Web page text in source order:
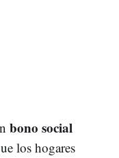
bono social
los hogares